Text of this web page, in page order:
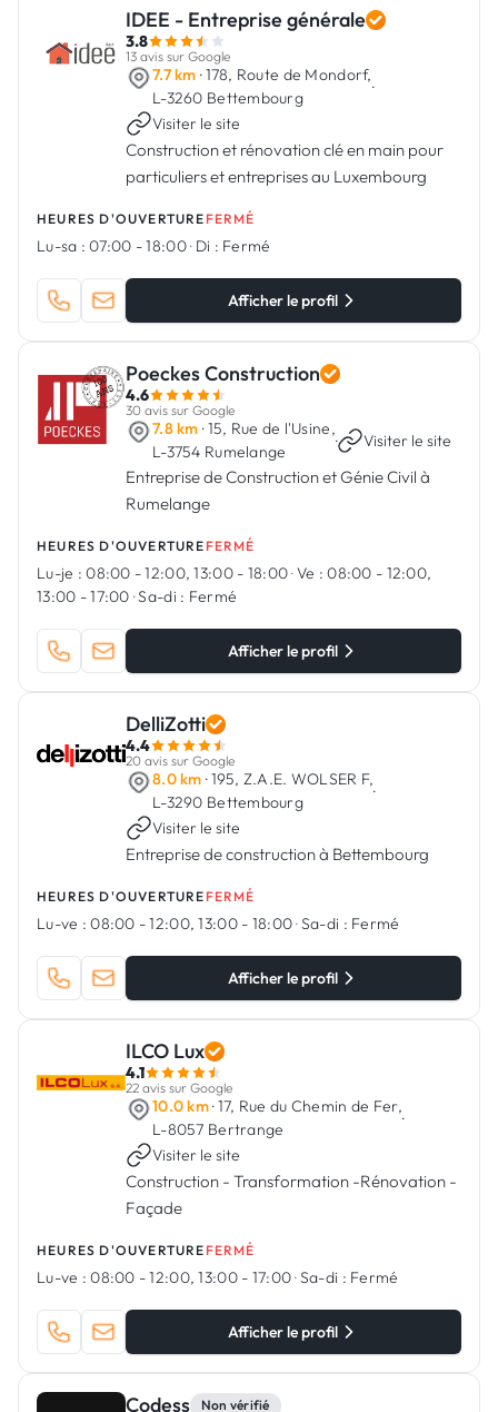
IDEE - Entreprise générale
3.8
13 avis sur Google
7.7 km · 178, Route de Mondorf,
L-3260 Bettembourg
·
Visiter le site
Construction et rénovation clé en main pour
particuliers et entreprises au Luxembourg
HEURES D'OUVERTURE FERMÉ
Lu-sa : 07:00 - 18:00· Di : Fermé
Afficher le profil
Poeckes Construction
4.6
30 avis sur Google
7.8 km · 15, Rue de l'Usine,
L-3754 Rumelange
· Visiter le site
Entreprise de Construction et Génie Civil à
Rumelange
HEURES D'OUVERTURE FERMÉ
Lu-je : 08:00 - 12:00, 13:00 - 18:00·Ve : 08:00 - 12:00,
13:00 - 17:00 ·Sa-di : Fermé
Afficher le profil
DelliZotti
4.4
20 avis sur Google
8.0 km · 195, Z.A.E. WOLSER F,
L-3290 Bettembourg
·
Visiter le site
Entreprise de construction à Bettembourg
HEURES D'OUVERTURE FERMÉ
Lu-ve : 08:00 - 12:00, 13:00 - 18:00·Sa-di : Fermé
Afficher le profil
ILCO Lux
4.1
22 avis sur Google
10.0 km· 17, Rue du Chemin de Fer,
L-8057 Bertrange
·
Visiter le site
Construction - Transformation -Rénovation -
Façade
HEURES D'OUVERTURE FERMÉ
Lu-ve : 08:00 - 12:00, 13:00 - 17:00·Sa-di : Fermé
Afficher le profil
Codess Non vérifié